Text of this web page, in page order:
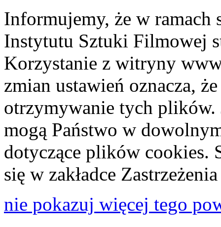
Informujemy, że w ramach
Instytutu Sztuki Filmowej
Korzystanie z witryny
zmian ustawień oznacza,
otrzymywanie tych plików.
mogą Państwo w
dotyczące plików cookies.
się w zakładce
nie pokazuj więcej tego